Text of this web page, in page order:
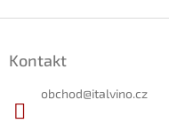
Kontakt
obchod@italvino.cz